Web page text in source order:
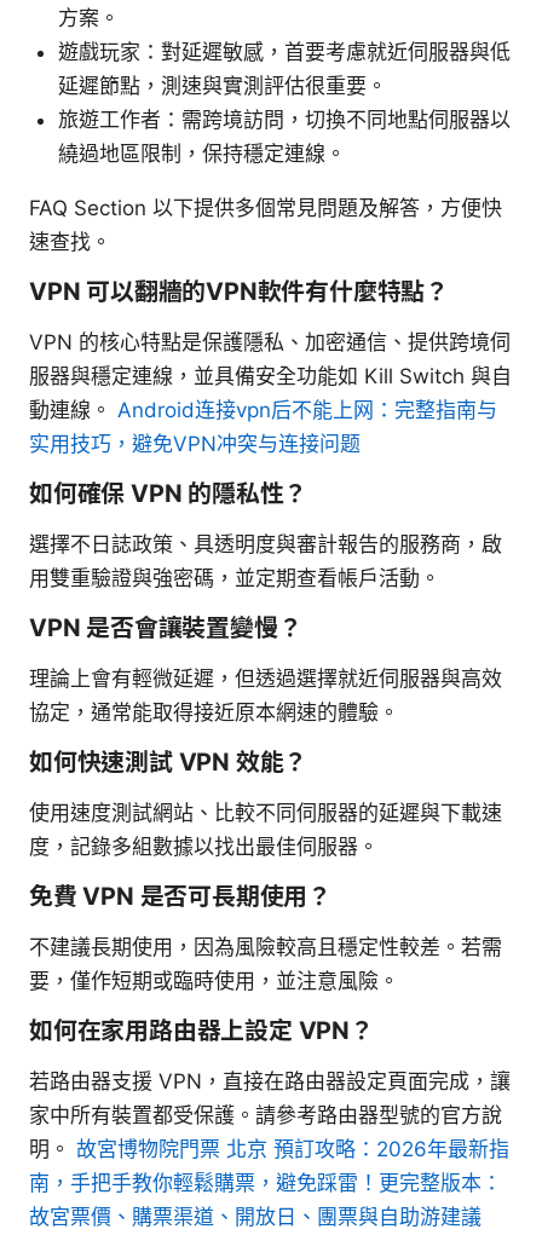
方案。
遊戲玩家：對延遲敏感，首要考慮就近伺服器與低
延遲節點，測速與實測評估很重要。
旅遊工作者：需跨境訪問，切換不同地點伺服器以
繞過地區限制，保持穩定連線。
FAQ Section 以下提供多個常見問題及解答，方便快
速查找。
VPN 可以翻牆的VPN軟件有什麼特點？
VPN 的核心特點是保護隱私、加密通信、提供跨境伺
服器與穩定連線，並具備安全功能如 Kill Switch 與自
動連線。 Android连接vpn后不能上网：完整指南与
实用技巧，避免VPN冲突与连接问题
如何確保 VPN 的隱私性？
選擇不日誌政策、具透明度與審計報告的服務商，啟
用雙重驗證與強密碼，並定期查看帳戶活動。
VPN 是否會讓裝置變慢？
理論上會有輕微延遲，但透過選擇就近伺服器與高效
協定，通常能取得接近原本網速的體驗。
如何快速測試 VPN 效能？
使用速度測試網站、比較不同伺服器的延遲與下載速
度，記錄多組數據以找出最佳伺服器。
免費 VPN 是否可長期使用？
不建議長期使用，因為風險較高且穩定性較差。若需
要，僅作短期或臨時使用，並注意風險。
如何在家用路由器上設定 VPN？
若路由器支援 VPN，直接在路由器設定頁面完成，讓
家中所有裝置都受保護。請參考路由器型號的官方說
明。 故宮博物院門票 北京 預訂攻略：2026年最新指
南，手把手教你輕鬆購票，避免踩雷！更完整版本：
故宮票價、購票渠道、開放日、團票與自助游建議